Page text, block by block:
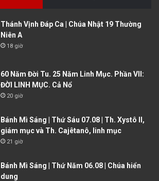
Thánh Vịnh Đáp Ca | Chúa Nhật 19 Thường
Niên A
18 giờ
60 Năm Đời Tu. 25 Năm Linh Mục. Phần VII:
ĐỜI LINH MỤC. Cả Nổ
20 giờ
Bánh Mì Sáng | Thứ Sáu 07.08 | Th. Xystô II,
giám mục và Th. Cajêtanô, linh mục
21 giờ
Bánh Mì Sáng | Thứ Năm 06.08 | Chúa hiển
dung